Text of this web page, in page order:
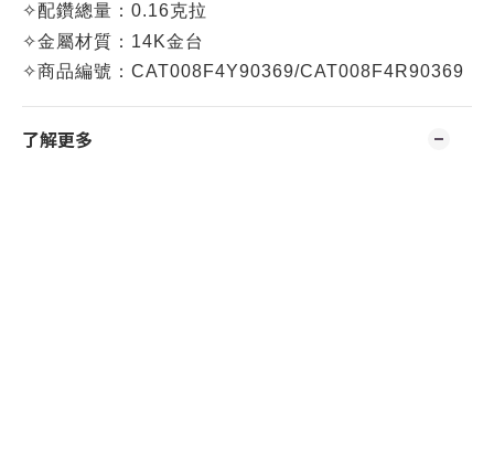
✧配鑽總量：0.16克拉
✧金屬材質：14K金台
✧商品編號： CAT008F4Y90369/CAT008F4R90369
了解更多